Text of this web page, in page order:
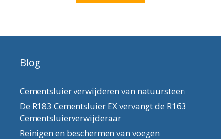
Blog
Cementsluier verwijderen van natuursteen
De R183 Cementsluier EX vervangt de R163
Cementsluierverwijderaar
Reinigen en beschermen van voegen